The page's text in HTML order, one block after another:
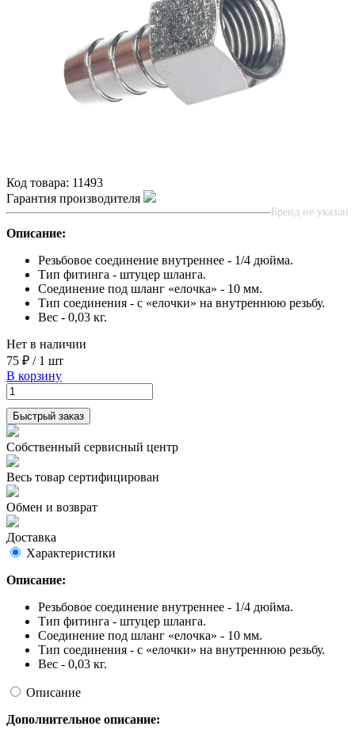
Код товара: 11493
Гарантия производителя
Бренд не указан
Описание:
Резьбовое соединение внутреннее - 1/4 дюйма.
Тип фитинга - штуцер шланга.
Соединение под шланг «елочка» - 10 мм.
Тип соединения - с «елочки» на внутреннюю резьбу.
Вес - 0,03 кг.
Нет в наличии
75 ₽ / 1 шт
В корзину
Быстрый заказ
Собственный сервисный центр
Весь товар сертифицирован
Обмен и возврат
Доставка
Характеристики
Описание:
Резьбовое соединение внутреннее - 1/4 дюйма.
Тип фитинга - штуцер шланга.
Соединение под шланг «елочка» - 10 мм.
Тип соединения - с «елочки» на внутреннюю резьбу.
Вес - 0,03 кг.
Описание
Дополнительное описание: